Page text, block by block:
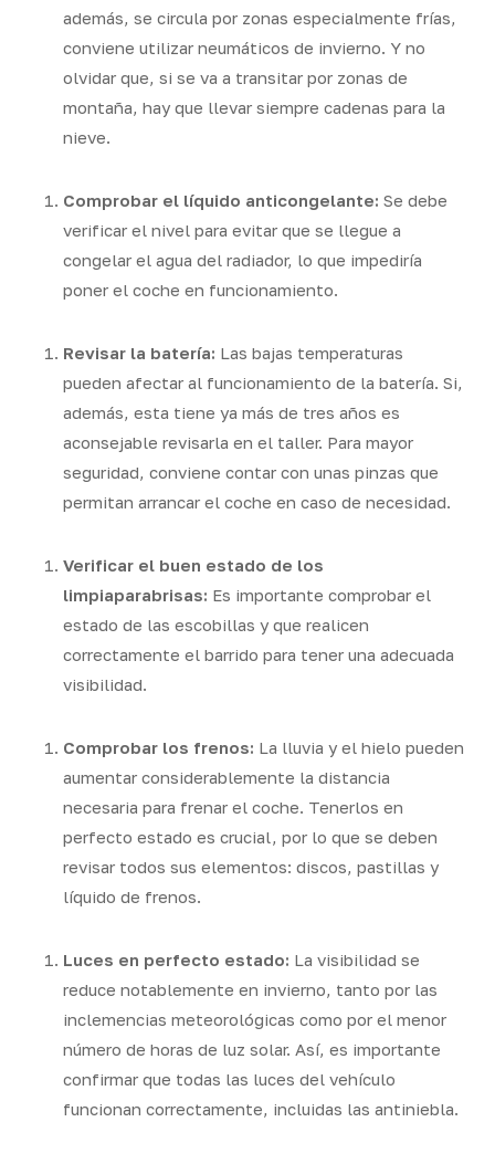
además, se circula por zonas especialmente frías,
conviene utilizar neumáticos de invierno. Y no
olvidar que, si se va a transitar por zonas de
montaña, hay que llevar siempre cadenas para la
nieve.
Comprobar el líquido anticongelante: Se debe
verificar el nivel para evitar que se llegue a
congelar el agua del radiador, lo que impediría
poner el coche en funcionamiento.
Revisar la batería: Las bajas temperaturas
pueden afectar al funcionamiento de la batería. Si,
además, esta tiene ya más de tres años es
aconsejable revisarla en el taller. Para mayor
seguridad, conviene contar con unas pinzas que
permitan arrancar el coche en caso de necesidad.
Verificar el buen estado de los
limpiaparabrisas: Es importante comprobar el
estado de las escobillas y que realicen
correctamente el barrido para tener una adecuada
visibilidad.
Comprobar los frenos: La lluvia y el hielo pueden
aumentar considerablemente la distancia
necesaria para frenar el coche. Tenerlos en
perfecto estado es crucial, por lo que se deben
revisar todos sus elementos: discos, pastillas y
líquido de frenos.
Luces en perfecto estado: La visibilidad se
reduce notablemente en invierno, tanto por las
inclemencias meteorológicas como por el menor
número de horas de luz solar. Así, es importante
confirmar que todas las luces del vehículo
funcionan correctamente, incluidas las antiniebla.